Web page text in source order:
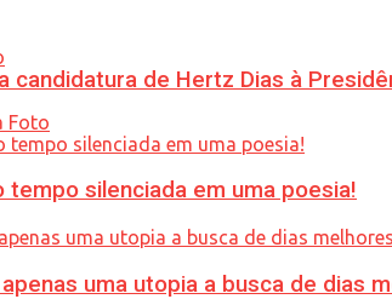
candidatura de Hertz Dias à
Foto
tempo silenciada em uma poesia!
uma utopia a busca de dias